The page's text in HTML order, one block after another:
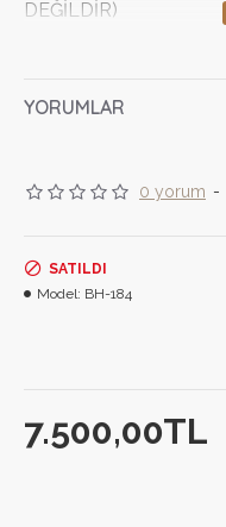
DEĞİLDİR)
YORUMLAR
0 yorum -
7.500,00TL
SATILDI
Model: BH-184